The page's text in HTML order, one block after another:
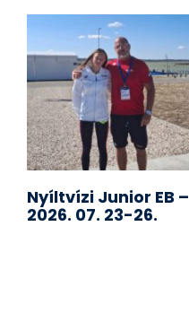
Nyíltvízi Junior EB –
2026. 07. 23-26.